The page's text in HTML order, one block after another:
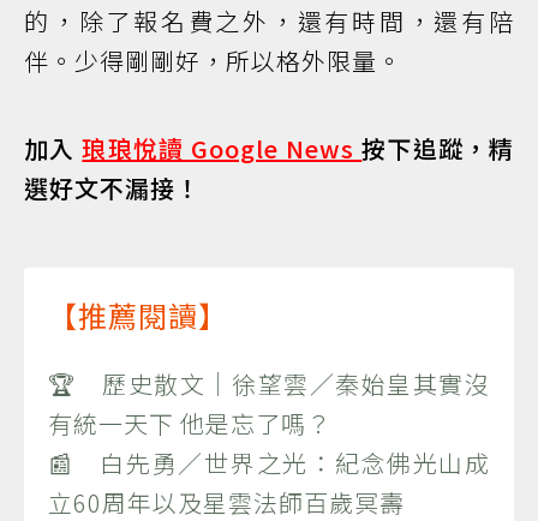
的，除了報名費之外，還有時間，還有陪
伴。少得剛剛好，所以格外限量。
加入琅琅悅讀 Google News按下追蹤，精
選好文不漏接！
【推薦閱讀】
🏆 歷史散文｜徐望雲／秦始皇其實沒
有統一天下 他是忘了嗎？
📰 白先勇／世界之光：紀念佛光山成
立60周年以及星雲法師百歲冥壽